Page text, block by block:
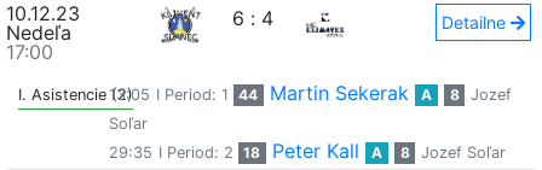
10.12.23
Nedeľa
17:00
6 : 4 Detailne
I. Asistencie (2)
13:05 I Period: 1 44 Martin Sekerak A 8
Jozef
Soľar
29:35 I Period: 2 18 Peter Kall A 8 Jozef Soľar